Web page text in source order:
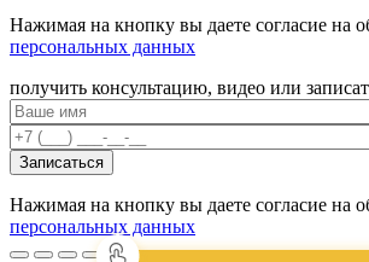
Нажимая на кнопку вы даете согласие на
персональных данных
получить консультацию, видео или
Нажимая на кнопку вы даете согласие на
персональных данных